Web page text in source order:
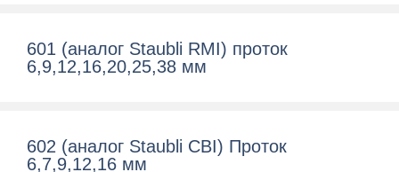
601 (аналог Staubli RMI) проток
6,9,12,16,20,25,38 мм
602 (аналог Staubli CBI) Проток
6,7,9,12,16 мм